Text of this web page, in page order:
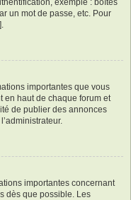
exemple : boîtes
un mot de passe, etc. Pour
importantes que vous
en haut de chaque forum et
de publier des annonces
importantes concernant
dès que possible. Les